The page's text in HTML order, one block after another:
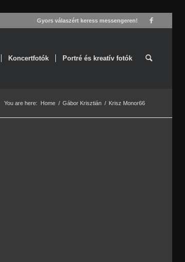
Gyors válaszért keress messengeren!
Koncertfotók Portré és kreatív fotók
You are here: Home / Gábor Krisztián / Krisz Monor66